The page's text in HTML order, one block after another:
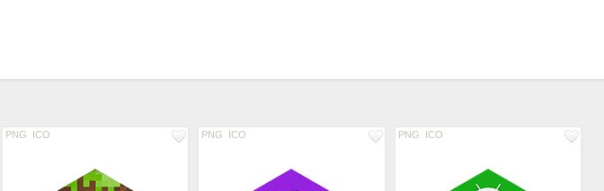
PNG ICO PNG ICO PNG ICO